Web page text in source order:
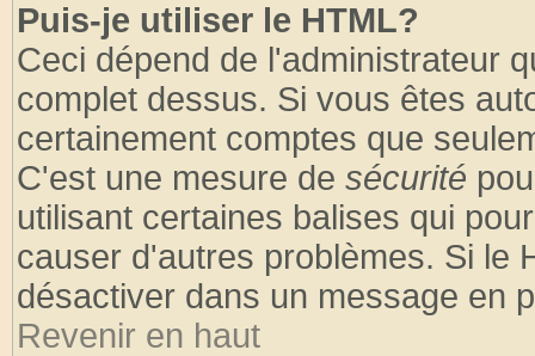
Puis-je utiliser le HTML?
Ceci dépend de l'administrateur
complet dessus. Si vous êtes
certainement comptes que
C'est une mesure de sécurité
utilisant certaines balises qui
causer d'autres problèmes. Si le
désactiver dans un message en
Revenir en haut